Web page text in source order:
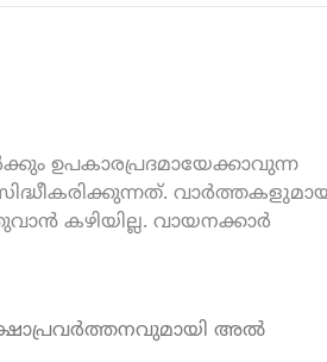
ഉപകാരപ്രദമായേക്കാവുന്ന
കഴിയില്ല. വായനക്കാർ
അല്‍